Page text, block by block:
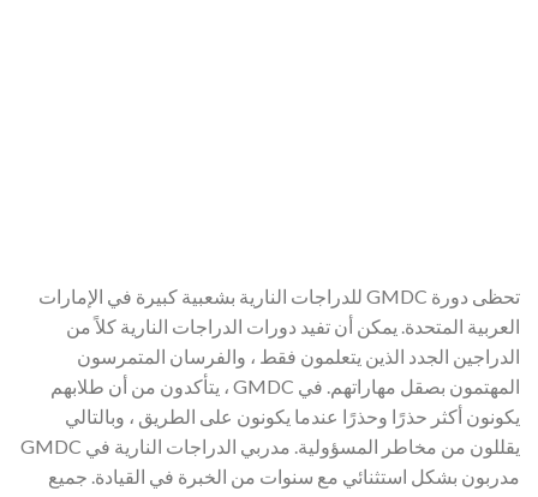
تحظى دورة GMDC للدراجات النارية بشعبية كبيرة في الإمارات
العربية المتحدة. يمكن أن تفيد دورات الدراجات النارية كلاً من
الدراجين الجدد الذين يتعلمون فقط ، والفرسان المتمرسون
المهتمون بصقل مهاراتهم. في GMDC ، يتأكدون من أن طلابهم
يكونون أكثر حذرًا وحذرًا عندما يكونون على الطريق ، وبالتالي
يقللون من مخاطر المسؤولية. مدربي الدراجات النارية في GMDC
مدربون بشكل استثنائي مع سنوات من الخبرة في القيادة. جميع